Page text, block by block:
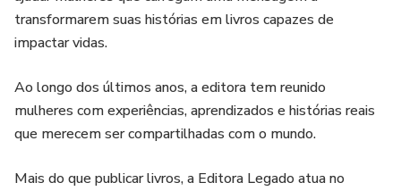
transformarem suas histórias em livros capazes de
impactar vidas.
Ao longo dos últimos anos, a editora tem reunido
mulheres com experiências, aprendizados e histórias reais
que merecem ser compartilhadas com o mundo.
Mais do que publicar livros, a Editora Legado atua no